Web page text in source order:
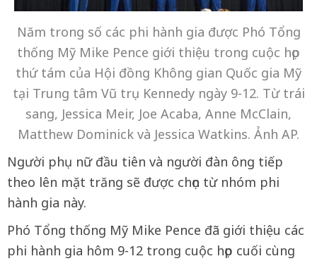
Năm trong số các phi hành gia được Phó Tổng
thống Mỹ Mike Pence giới thiệu trong cuộc họp
thứ tám của Hội đồng Không gian Quốc gia Mỹ
tại Trung tâm Vũ trụ Kennedy ngày 9-12. Từ trái
sang, Jessica Meir, Joe Acaba, Anne McClain,
Matthew Dominick và Jessica Watkins. Ảnh AP.
Người phụ nữ đầu tiên và người đàn ông tiếp
theo lên mặt trăng sẽ được chọn từ nhóm phi
hành gia này.
Phó Tổng thống Mỹ Mike Pence đã giới thiệu các
phi hành gia hôm 9-12 trong cuộc họp cuối cùng